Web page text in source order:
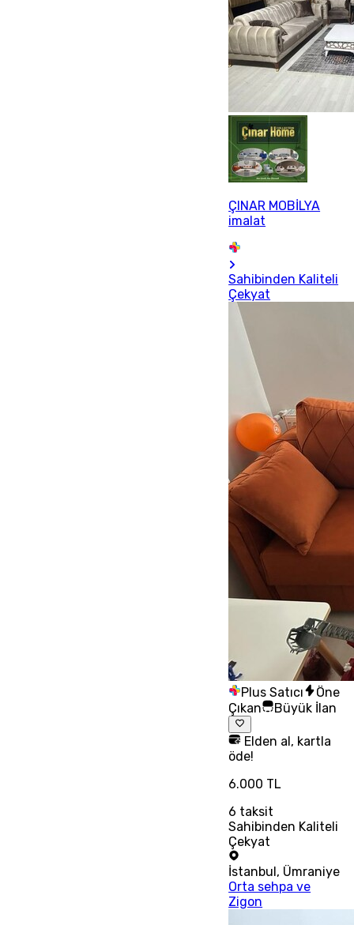
ÇINAR MOBİLYA
imalat
Sahibinden Kaliteli
Çekyat
Plus Satıcı
Öne
Çıkan
Büyük İlan
Elden al, kartla
öde!
6.000 TL
6 taksit
Sahibinden Kaliteli
Çekyat
İstanbul , Ümraniye
Orta sehpa ve
Zigon